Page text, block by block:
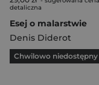
detaliczna
Esej o malarstwie
Denis Diderot
Chwilowo niedostępny